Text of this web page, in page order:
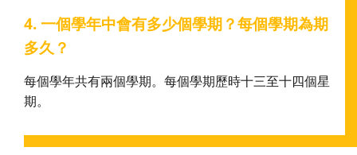
4. 一個學年中會有多少個學期？每個學期為期
多久？
每個學年共有兩個學期。每個學期歷時十三至十四個星
期。